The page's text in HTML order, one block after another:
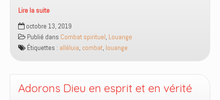
Lire la suite
Le
cri
de
guerre
octobre 13, 2019
Publié dans Combat spirituel, Louange
Étiquettes : alléluia, combat, louange
Adorons Dieu en esprit et en vérité